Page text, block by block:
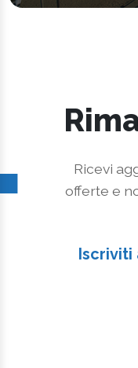
Ricevi
offerte e
Iscriviti